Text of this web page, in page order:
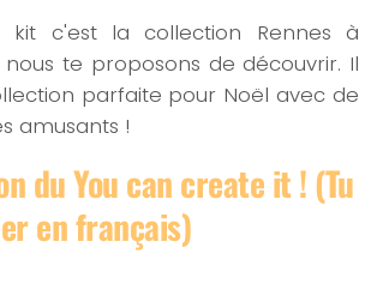
kit c'est la collection Rennes à
te proposons de découvrir. Il
parfaite pour Noël avec de
amusants !
du You can create it ! (Tu
en français)